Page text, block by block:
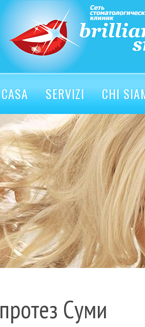
CASA SERVIZI CHI
протез Суми